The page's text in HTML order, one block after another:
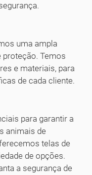
uma ampla
proteção. Temos
e materiais, para
de cada cliente.
para garantir a
animais de
telas de
de opções.
a segurança de